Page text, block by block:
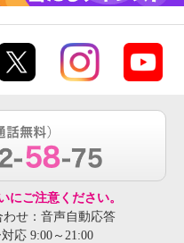
ご注意ください。
わせ：音声自動応答
応 9:00～21:00